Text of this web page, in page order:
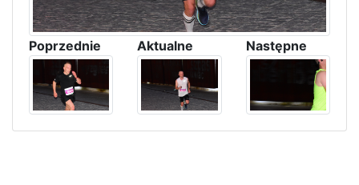
Poprzednie Aktualne Następne